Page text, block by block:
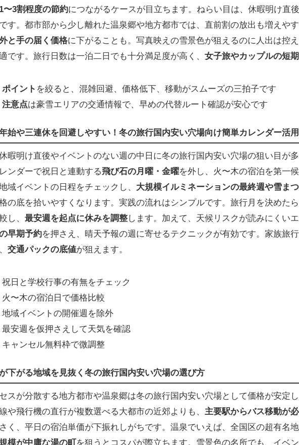
〜3割程度の節約につながるケースが目立ちます。ねらい目は、休暇明け直
す。都市部から少し離れた温泉郷や地方都市では、直前割の放出も増えやす
と手の届く価格に下がることも。写真映えの雪景色が狙えるのに人出は控
です。旅行日数は一泊二日でも十分満足度が高く、 女子旅やカップルの短
ポイント を絞ると、混雑回避、価格低下、移動がスムーズの三拍子です
注意点は豪雪エリアの交通情報で、早めの代替ルート確認が安心です
始や三連休を回避しやすい！冬の旅行国内安い穴場向け簡単カレンダー活
暇明け直後やイベントのない週の中日に冬の旅行国内安い穴場の狙い目が
ンダーで祝日と連動する飛び石の月曜・金曜を外し、火〜木の宿泊を第一
域イベントの日程をチェックし、 大規模イルミネーションの最終週や雪ま
の底を拾いやすくなります。実践の流れはシンプルです。旅行月を決めた
し、 最安週を起点に休みを調整します。加えて、天候リスクが読みにくいエ
早期予約を押さえ、晴天予報の週に寄せるテクニックが有効です。家族旅
交通パックの底値が狙えます。
祝日と学校行事の有無をチェック
火〜木の宿泊日で価格比較
地域イベントの開催週を除外
最安週を仮押さえして天気を確認
キャンセル無料枠で微調整
下がる地域を見抜く冬の旅行国内安い穴場の選び方
スが分散する地方都市や温泉郷は冬の旅行国内安い穴場として価格が安定し
や飛行機の直行が複数選べる大都市の近郊よりも、 主要駅からバス移動が
く、平日の宿泊単価が下振れしがちです。温泉でいえば、全国区の超有名地
模が中庸な湯の町を狙うとコスパが際立ちます。雪景色の名所でも、イベ